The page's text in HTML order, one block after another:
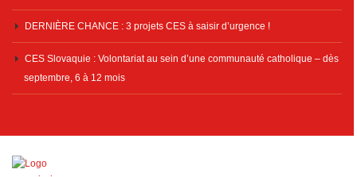
DERNIÈRE CHANCE : 3 projets CES à saisir d’urgence !
CES Slovaquie : Volontariat au sein d’une communauté catholique – dès
septembre, 6 à 12 mois